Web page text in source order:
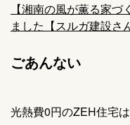
【湘南の風が薫る家
ました【スルガ建設さ
ごあんない
光熱費0円のZEH住宅